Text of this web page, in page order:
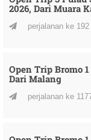
2026, Dari Muara
perjalanan ke 192
Open Trip Bromo
Dari Malang
perjalanan ke